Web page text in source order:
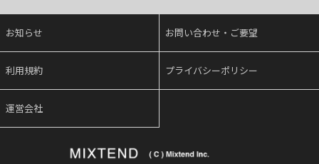
お知らせ お問い合わせ・ご要望
利用規約 プライバシーポリシー
運営会社